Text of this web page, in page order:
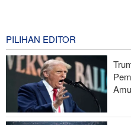
Brigjen Akrami Nia: Artesh
Foreign Policy: Riyadh Terjepit
Kebijakan Ini Gagal
Brigjen Ebnolreza: Teknologi
PILIHAN EDITOR